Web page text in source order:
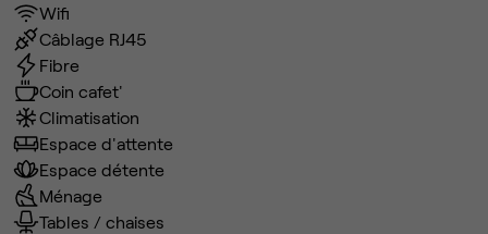
Wifi
Câblage RJ45
Fibre
Coin cafet'
Climatisation
Espace d'attente
Espace détente
Ménage
Tables / chaises